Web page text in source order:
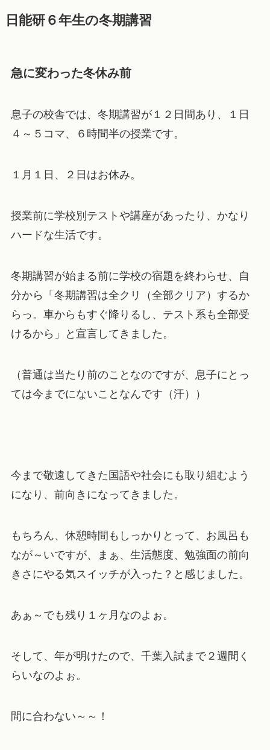
日能研６年生の冬期講習
急に変わった冬休み前
息子の校舎では、冬期講習が１２日間あり、１日
４～５コマ、６時間半の授業です。
１月１日、２日はお休み。
授業前に学校別テストや講座があったり、かなり
ハードな生活です。
冬期講習が始まる前に学校の宿題を終わらせ、自
分から
「冬期講習は全クリ（全部クリア）するか
らっ。車からもすぐ降りるし、テスト系も全部受
けるから」
と宣言してきました。
（普通は当たり前のことなのですが、息子にとっ
ては今までにないことなんです（汗））
今まで敬遠してきた国語や社会にも取り組むよう
になり、前向きになってきました。
もちろん、休憩時間もしっかりとって、お風呂も
なが～いですが、まぁ、生活態度、勉強面の前向
きさにやる気スイッチが入った？と感じました。
あぁ～でも残り１ヶ月なのよぉ。
そして、年が明けたので、千葉入試まで２週間く
らいなのよぉ。
間に合わない～～！